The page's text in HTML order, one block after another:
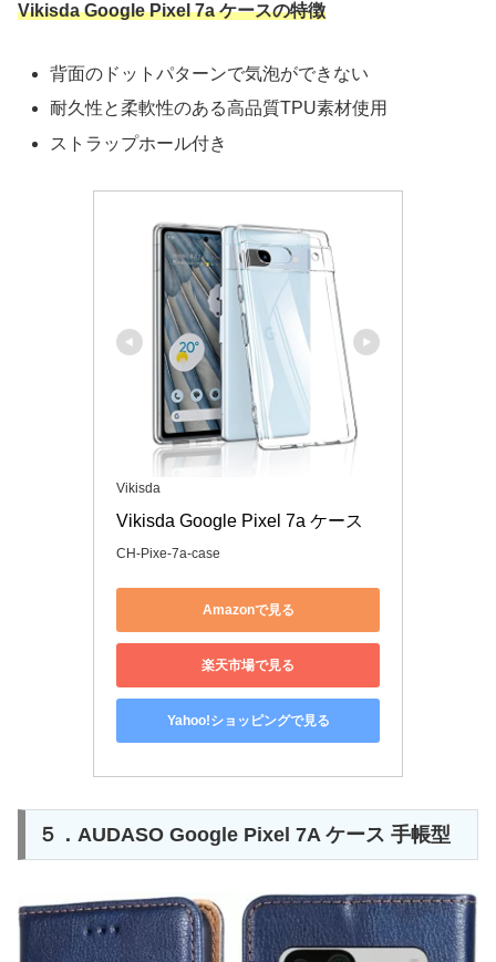
Vikisda Google Pixel 7a ケースの特徴
背面のドットパターンで気泡ができない
耐久性と柔軟性のある高品質TPU素材使用
ストラップホール付き
Vikisda
Vikisda Google Pixel 7a ケース
CH-Pixe-7a-case
Amazonで見る
楽天市場で見る
Yahoo!ショッピングで見る
５．AUDASO Google Pixel 7A ケース 手帳型